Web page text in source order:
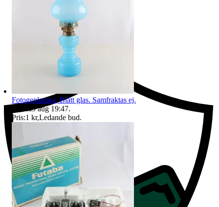
Ersättning om du inte får din vara
Fotogenlampa, Blått glas. Samfraktas ej.
Sluttid9 aug 19:47.
Pris:1 kr,Ledande bud.